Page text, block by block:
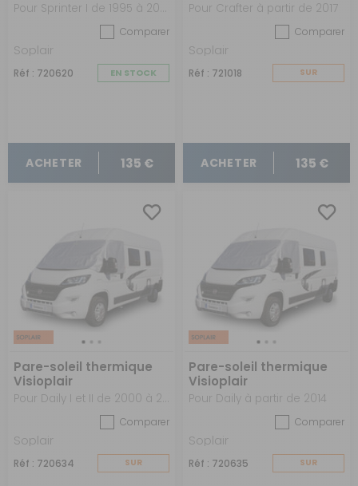
Comparer
Soplair
Réf : 720620 EN STOCK
ACHETER 135 €
Pour Crafter à partir de 2017
Comparer
Soplair
Réf : 721018
SUR
ACHETER 135 €
Pare-soleil thermique
Visioplair
Comparer
Soplair
Réf : 720634
SUR
Pare-soleil thermique
Visioplair
Pour Daily à partir de 2014
Comparer
Soplair
Réf : 720635
SUR